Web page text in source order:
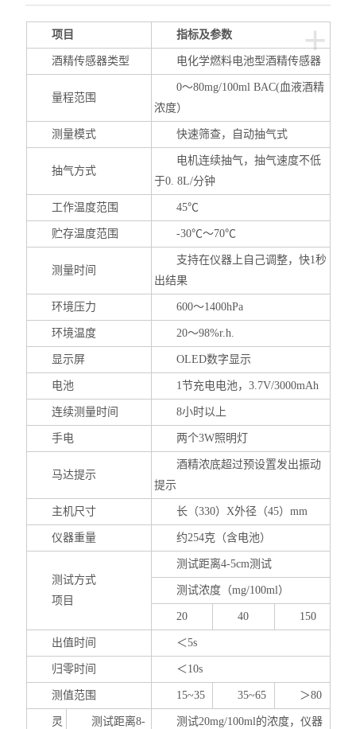
PH/酸度计
电导率测定仪
溶解氧测定仪
浊度测定仪
水质多参数分析仪
分光光度计/比色计
BOD测定仪
单参数离子浓度计
COD测定仪
水质采样器
职业卫生与环境安全检测
吸收管/吸收瓶
杭州爱华
噪声检测仪
声级计和噪声测量分析仪
气体检测仪
一氧化碳分析仪
雨沃酒精测试仪
+
项目 指标及参数
酒精传感器类型 电化学燃料电池型酒精传感器
量程范围
0～80mg/100ml BAC(血液酒精
浓度）
测量模式 快速筛查，自动抽气式
抽气方式
电机连续抽气，抽气速度不低
于0. 8L/分钟
工作温度范围 45℃
贮存温度范围 -30℃～70℃
测量时间
支持在仪器上自己调整，快1秒
出结果
环境压力 600～1400hPa
环境温度 20～98%r.h.
显示屏 OLED数字显示
电池 1节充电电池，3.7V/3000mAh
连续测量时间 8小时以上
手电 两个3W照明灯
马达提示
酒精浓底超过预设置发出振动
提示
主机尺寸 长（330）X外径（45）mm
仪器重量 约254克（含电池）
测试方式
项目
测试距离4-5cm测试
测试浓度（mg/100ml）
20 40 150
出值时间 ＜5s
归零时间 ＜10s
测值范围 15~35 35~65 ＞80
灵 测试距离8- 测试20mg/100ml的浓度，仪器